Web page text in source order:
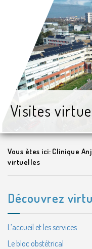
Visites
Vous ètes ici: Clinique
virtuelles
Découvrez
L’accueil et les services
Le bloc obstétrical